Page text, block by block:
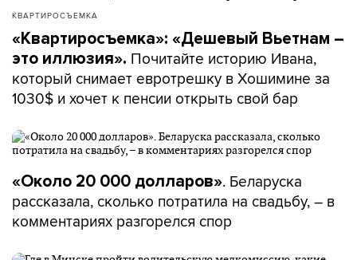
КВАРТИРОСЪЕМКА
«Квартиросъемка»: «Дешевый Вьетнам –
это иллюзия». Почитайте историю Ивана,
который снимает евротрешку в Хошимине за
1030$ и хочет к пенсии открыть свой бар
«Около 20 000 долларов». Беларуска
рассказала, сколько потратила на свадьбу, – в
комментариях разгорелся спор